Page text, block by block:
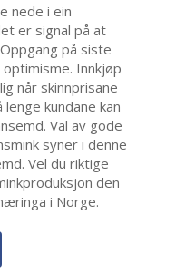
nede i ein
er signal på at
på siste
Innkjøp
når skinnprisane
kundane kan
Val av gode
syner i denne
Vel du riktige
den
i Norge.